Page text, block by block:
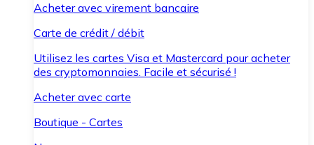
Acheter avec virement bancaire
Carte de crédit / débit
Utilisez les cartes Visa et Mastercard pour acheter
des cryptomonnaies. Facile et sécurisé !
Acheter avec carte
Boutique - Cartes